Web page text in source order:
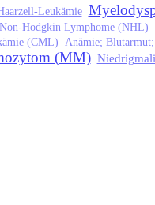
Leukämie
Non-Hodgkin Lymphome (NHL)
(CML) Anämie; Blutarmut;
(MM)